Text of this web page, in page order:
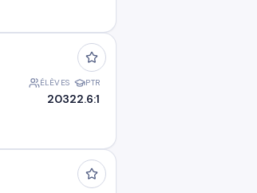
ÉLÈVES
203
PTR
22.6:1